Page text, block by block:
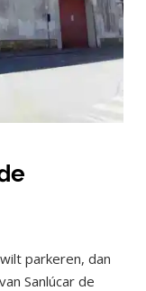
parkeren, dan
Sanlúcar de